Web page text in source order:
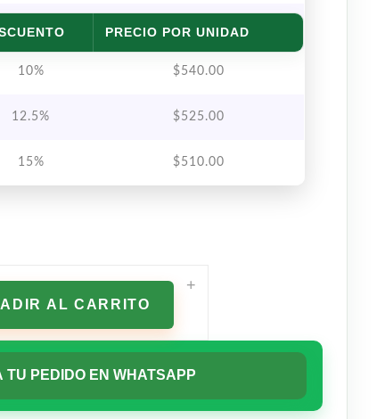
PRECIO POR UNIDAD
7.5% $ 555.00
10% $540.00
12.5% $525.00
15% $510.00
AL CARRITO
+
TU PEDIDO EN WHATSAPP